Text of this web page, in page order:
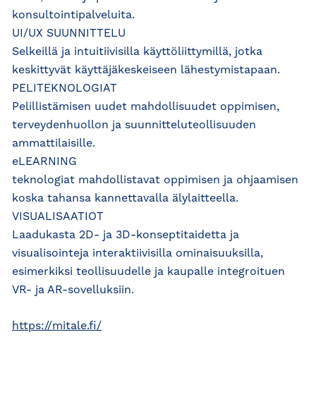
konsultointipalveluita.
UI/UX SUUNNITTELU
Selkeillä ja intuitiivisilla käyttöliittymillä, jotka
keskittyvät käyttäjäkeskeiseen lähestymistapaan.
PELITEKNOLOGIAT
Pelillistämisen uudet mahdollisuudet oppimisen,
terveydenhuollon ja suunnitteluteollisuuden
ammattilaisille.
eLEARNING
teknologiat mahdollistavat oppimisen ja ohjaamisen
koska tahansa kannettavalla älylaitteella.
VISUALISAATIOT
Laadukasta 2D- ja 3D-konseptitaidetta ja
visualisointeja interaktiivisilla ominaisuuksilla,
esimerkiksi teollisuudelle ja kaupalle integroituen
VR- ja AR-sovelluksiin.
https://mitale.fi/